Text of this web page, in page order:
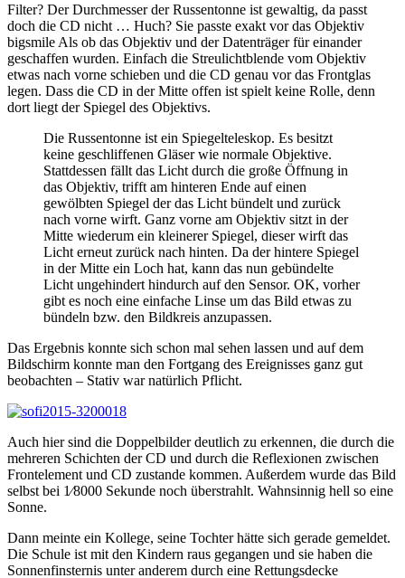
Filter? Der Durchmesser der Russentonne ist gewaltig, da passt
doch die CD nicht … Huch? Sie passte exakt vor das Objektiv
bigsmile Als ob das Objektiv und der Datenträger für einander
geschaffen wurden. Einfach die Streulichtblende vom Objektiv
etwas nach vorne schieben und die CD genau vor das Frontglas
legen. Dass die CD in der Mitte offen ist spielt keine Rolle, denn
dort liegt der Spiegel des Objektivs.
Die Russentonne ist ein Spiegelteleskop. Es besitzt
keine geschliffenen Gläser wie normale Objektive.
Stattdessen fällt das Licht durch die große Öffnung in
das Objektiv, trifft am hinteren Ende auf einen
gewölbten Spiegel der das Licht bündelt und zurück
nach vorne wirft. Ganz vorne am Objektiv sitzt in der
Mitte wiederum ein kleinerer Spiegel, dieser wirft das
Licht erneut zurück nach hinten. Da der hintere Spiegel
in der Mitte ein Loch hat, kann das nun gebündelte
Licht ungehindert hindurch auf den Sensor. OK, vorher
gibt es noch eine einfache Linse um das Bild etwas zu
bündeln bzw. den Bildkreis anzupassen.
Das Ergebnis konnte sich schon mal sehen lassen und auf dem
Bildschirm konnte man den Fortgang des Ereignisses ganz gut
beobachten – Stativ war natürlich Pflicht.
Auch hier sind die Doppelbilder deutlich zu erkennen, die durch die
mehreren Schichten der CD und durch die Reflexionen zwischen
Frontelement und CD zustande kommen. Außerdem wurde das Bild
selbst bei 1∕8000 Sekunde noch überstrahlt. Wahnsinnig hell so eine
Sonne.
Dann meinte ein Kollege, seine Tochter hätte sich gerade gemeldet.
Die Schule ist mit den Kindern raus gegangen und sie haben die
Sonnenfinsternis unter anderem durch eine Rettungsdecke